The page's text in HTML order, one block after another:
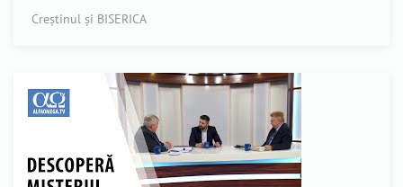
Creștinul și BISERICA